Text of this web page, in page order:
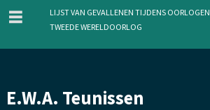
en
menu
Lijst van gevallenen tijdens oorlogen
Tweede Wereldoorlog
E.W.A. Teunissen